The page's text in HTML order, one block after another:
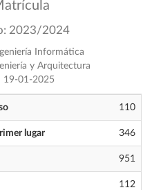
2023/2024
Informática
y Arquitectura
19-01-2025
110
lugar 346
951
112